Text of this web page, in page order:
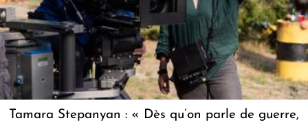
Tamara Stepanyan : « Dès qu’on parle de guerre,